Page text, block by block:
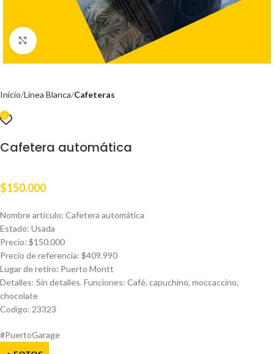
Clic para ampliar
Inicio Línea Blanca Cafeteras
0
Cafetera automática
$150.000
Nombre articulo: Cafetera automática
Estado: Usada
Precio: $150.000
Precio de referencia: $409.990
Lugar de retiro: Puerto Montt
Detalles: Sin detalles. Funciones: Café, capuchino, moccaccino,
chocolate
Codigo: 23323
#PuertoGarage